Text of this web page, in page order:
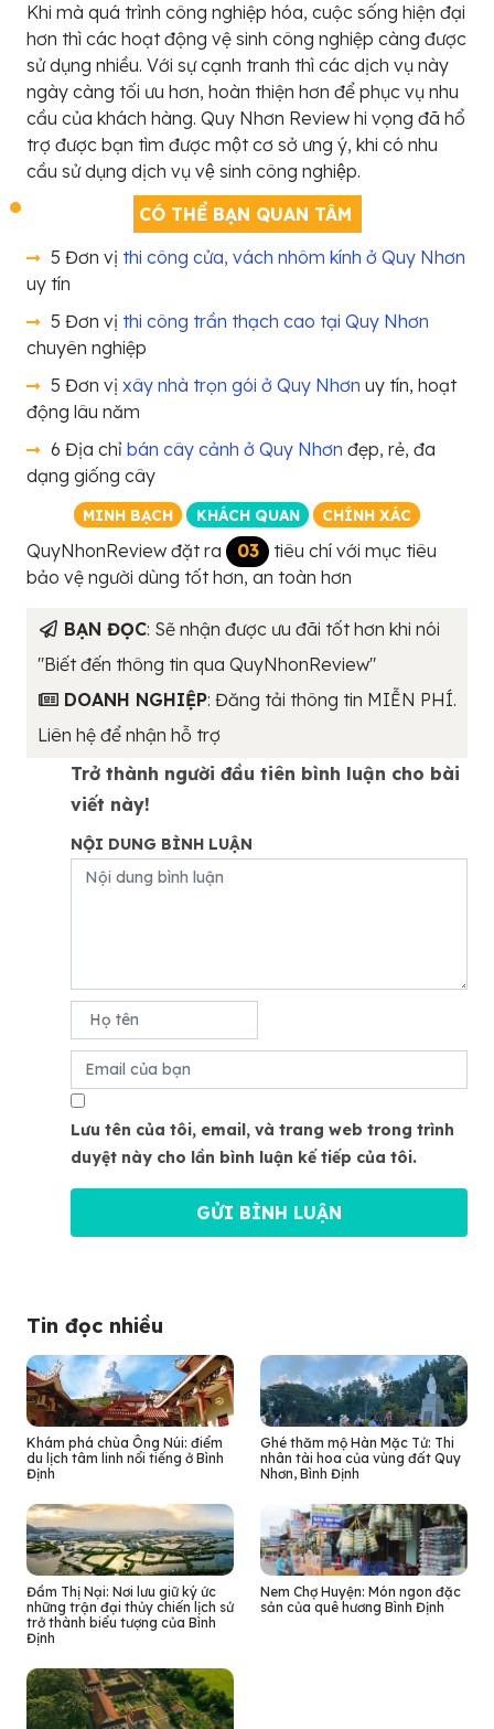
Khi mà quá trình công nghiệp hóa, cuộc sống hiện đại
hơn thì các hoạt động vệ sinh công nghiệp càng được
sử dụng nhiều. Với sự cạnh tranh thì các dịch vụ này
ngày càng tối ưu hơn, hoàn thiện hơn để phục vụ nhu
cầu của khách hàng. Quy Nhơn Review hi vọng đã hổ
trợ được bạn tìm được một cơ sở ưng ý, khi có nhu
cầu sử dụng dịch vụ vệ sinh công nghiệp.
CÓ THỂ BẠN QUAN TÂM
5 Đơn vị thi công cửa, vách nhôm kính ở Quy Nhơn
uy tín
5 Đơn vị thi công trần thạch cao tại Quy Nhơn
chuyên nghiệp
5 Đơn vị xây nhà trọn gói ở Quy Nhơn uy tín, hoạt
động lâu năm
6 Địa chỉ bán cây cảnh ở Quy Nhơn đẹp, rẻ, đa
dạng giống cây
MINH BẠCH KHÁCH QUAN CHÍNH XÁC
QuyNhonReview đặt ra 03
tiêu chí với mục tiêu
bảo vệ người dùng tốt hơn, an toàn hơn
BẠN ĐỌC: Sẽ nhận được ưu đãi tốt hơn khi nói
"Biết đến thông tin qua QuyNhonReview"
DOANH NGHIỆP: Đăng tải thông tin MIỄN PHÍ.
Liên hệ để nhận hỗ trợ
Trở thành người đầu tiên bình luận cho bài
viết này!
NỘI DUNG BÌNH LUẬN
Lưu tên của tôi, email, và trang web trong trình
duyệt này cho lần bình luận kế tiếp của tôi.
Tin đọc nhiều
Khám phá chùa Ông Núi: điểm
du lịch tâm linh nổi tiếng ở Bình
Định
Ghé thăm mộ Hàn Mặc Tử: Thi
nhân tài hoa của vùng đất Quy
Nhơn, Bình Định
Đầm Thị Nại: Nơi lưu giữ ký ức
những trận đại thủy chiến lịch sử
trở thành biểu tượng của Bình
Định
Nem Chợ Huyện: Món ngon đặc
sản của quê hương Bình Định